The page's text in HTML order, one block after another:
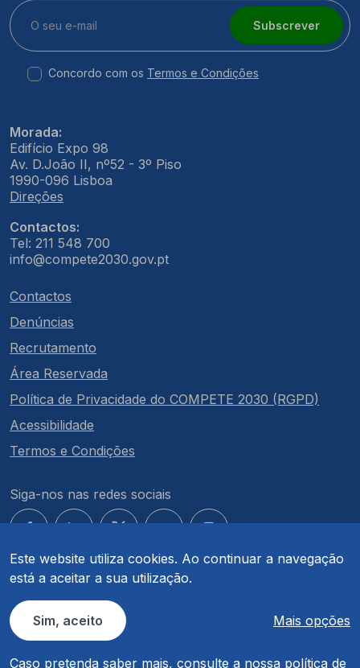
Este website utiliza cookies. Ao continuar a navegação
está a aceitar a sua utilização.
Sim, aceito Mais opções
Caso pretenda saber mais, consulte a nossa política de
Subscrever
Concordo com os Termos e Condições
Morada:
Edifício Expo 98
Av. D.João II, nº52 - 3º Piso
1990-096 Lisboa
Direções
Contactos:
Tel: 211 548 700
info@compete2030.gov.pt
Contactos
Denúncias
Recrutamento
Área Reservada
Política de Privacidade do COMPETE 2030 (RGPD)
Acessibilidade
Termos e Condições
Siga-nos nas redes sociais
© COMPETE 2030. Todos os direitos reservados.